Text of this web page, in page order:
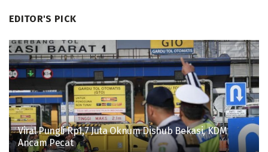
EDITOR'S PICK
Viral Pungli Rp1,7 Juta Oknum Dishub Bekasi, KDM
Ancam Pecat